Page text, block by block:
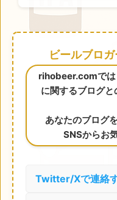
ビールブロ
rihobeer.comでは
に関するブログ
あなたのブログ
SNSからお
Twitter/Xで連絡